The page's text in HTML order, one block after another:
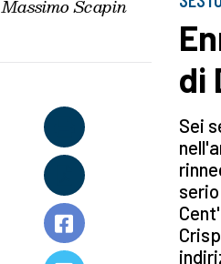
Massimo Scapin
di
Sei